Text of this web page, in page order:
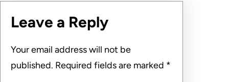
Leave a Reply
Your email address will not be
published. Required fields are marked *